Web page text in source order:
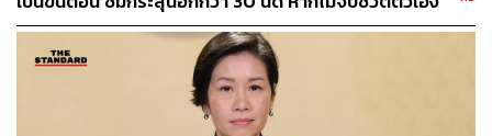
บริษัท ทริลเลี่ยนปิโตรเลียมเทรดดิ้ง จำกัด
กระทรวงยุติธรรม
บริษัท พีทีที โกลบอล เคมิคอล จำกัด (มหาชน)
กรมสอบสวนคดีพิเศษ (DSI)
อาจสูญเสียเพิ่ม